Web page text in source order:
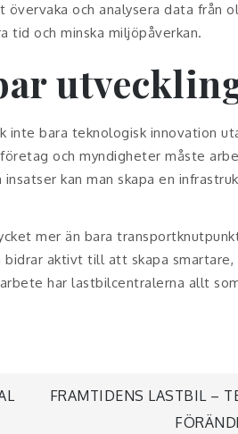
och analysera data från
tid och minska miljöpåverkan.
bara teknologisk innovation
och myndigheter måste
kan man skapa en
mer än bara
aktivt till att skapa smartare,
har lastbilcentralerna allt
FRAMTIDENS LASTBIL –